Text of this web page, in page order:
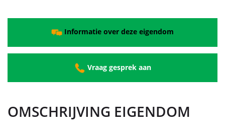
Informatie over deze eigendom
Vraag gesprek aan
OMSCHRIJVING EIGENDOM